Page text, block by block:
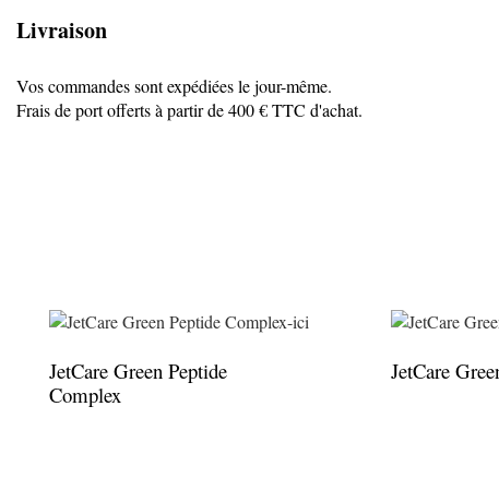
Livraison
Vos commandes sont expédiées le jour-même.
Frais de port offerts à partir de 400 € TTC d'achat.
JetCare Green Peptide
Complex
JetCare